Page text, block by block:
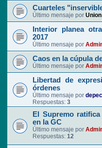
Cuarteles
Último mensaje por
Interior planea
2017
Último mensaje por
Caos en la cúpula
Último mensaje por
Libertad de
órdenes
Último mensaje por
Respuestas: 3
El Supremo
en la GC
Último mensaje por
Respuestas: 12